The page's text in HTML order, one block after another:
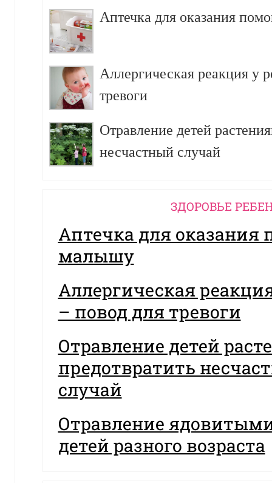
Аптечка для оказания
Аллергическая реакция у
тревоги
Отравление детей
несчастный случай
ЗДОРОВЬЕ
Аптечка для
малышу
Аллергическая
– повод для тревоги
Отравление детей
предотвратить
случай
Отравление
детей разного возраста